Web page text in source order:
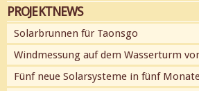
PROJEKTNEWS
Solarbrunnen für Taonsgo
Windmessung auf dem Wasserturm
Fünf neue Solarsysteme in fünf